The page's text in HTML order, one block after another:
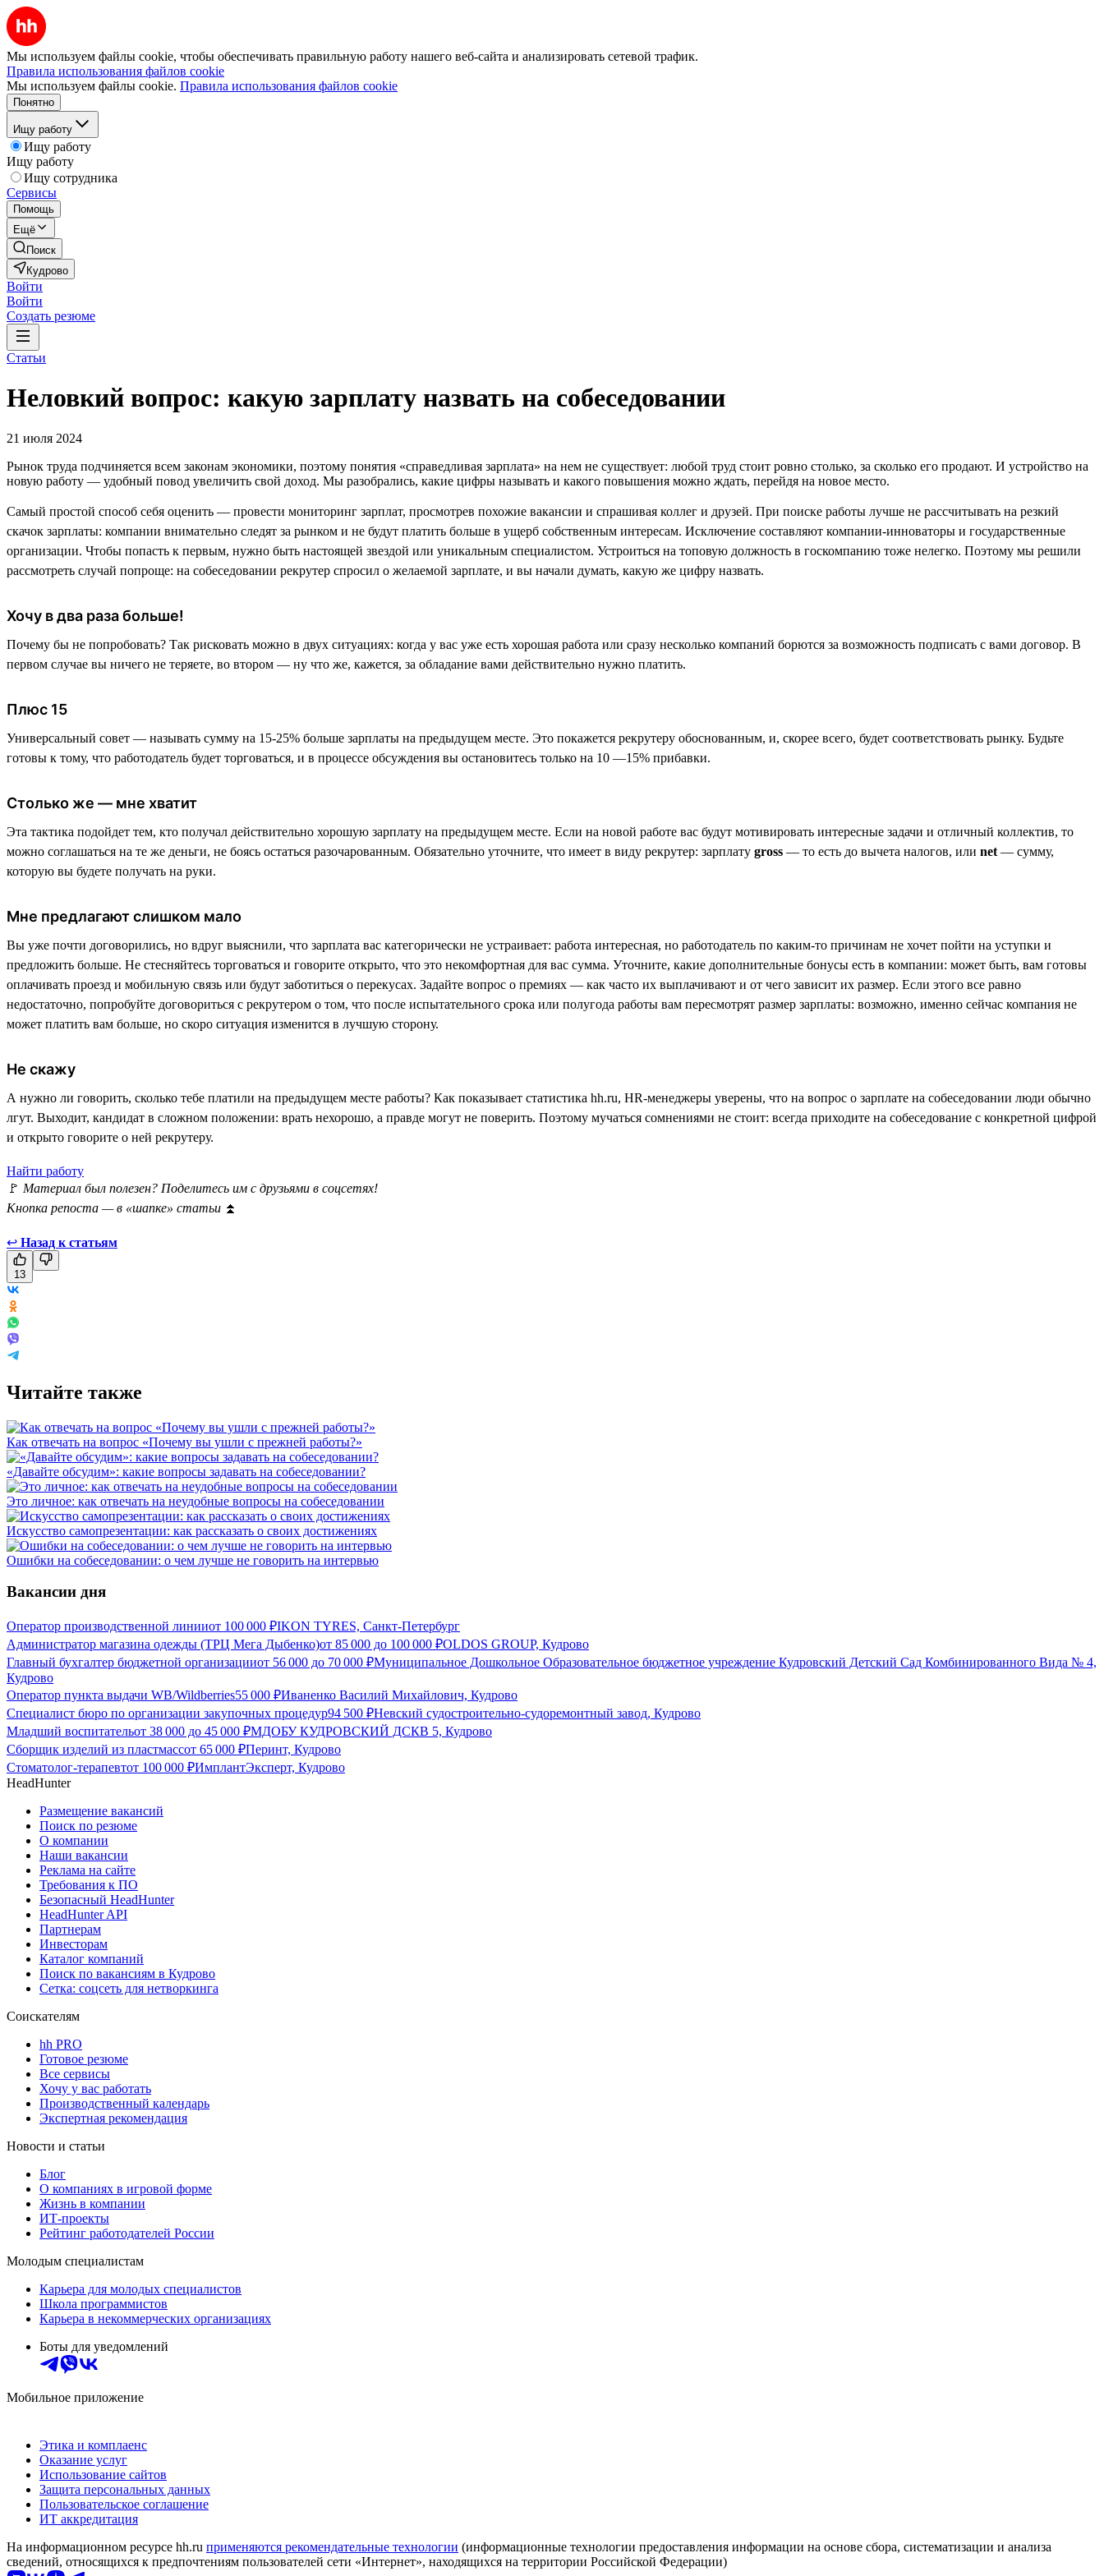
Мы используем файлы cookie, чтобы обеспечивать правильную работу нашего веб-сайта и анализировать сетевой трафик.
Правила использования файлов cookie
Мы используем файлы cookie. Правила использования файлов cookie
Понятно
Ищу работу
Ищу работу
Ищу работу
Ищу сотрудника
Сервисы
Помощь
Ещё
Поиск
Кудрово
Войти
Войти
Создать резюме
Статьи
Неловкий вопрос: какую зарплату назвать на собеседовании
21 июля 2024
Рынок труда подчиняется всем законам экономики, поэтому понятия «справедливая зарплата» на нем не существует: любой труд стоит ровно столько, за сколько его продают. И устройство на
новую работу — удобный повод увеличить свой доход. Мы разобрались, какие цифры называть и какого повышения можно ждать, перейдя на новое место.
Самый простой способ себя оценить — провести мониторинг зарплат, просмотрев похожие вакансии и спрашивая коллег и друзей. При поиске работы лучше не рассчитывать на резкий
скачок зарплаты: компании внимательно следят за рынком и не будут платить больше в ущерб собственным интересам. Исключение составляют компании-инноваторы и государственные
организации. Чтобы попасть к первым, нужно быть настоящей звездой или уникальным специалистом. Устроиться на топовую должность в госкомпанию тоже нелегко. Поэтому мы решили
рассмотреть случай попроще: на собеседовании рекрутер спросил о желаемой зарплате, и вы начали думать, какую же цифру назвать.
Хочу в два раза больше!
Почему бы не попробовать? Так рисковать можно в двух ситуациях: когда у вас уже есть хорошая работа или сразу несколько компаний борются за возможность подписать с вами договор. В
первом случае вы ничего не теряете, во втором — ну что же, кажется, за обладание вами действительно нужно платить.
Плюс 15
Универсальный совет — называть сумму на 15-25% больше зарплаты на предыдущем месте. Это покажется рекрутеру обоснованным, и, скорее всего, будет соответствовать рынку. Будьте
готовы к тому, что работодатель будет торговаться, и в процессе обсуждения вы остановитесь только на 10 —15% прибавки.
Столько же — мне хватит
Эта тактика подойдет тем, кто получал действительно хорошую зарплату на предыдущем месте. Если на новой работе вас будут мотивировать интересные задачи и отличный коллектив, то
можно соглашаться на те же деньги, не боясь остаться разочарованным. Обязательно уточните, что имеет в виду рекрутер: зарплату gross — то есть до вычета налогов, или net — сумму,
которую вы будете получать на руки.
Мне предлагают слишком мало
Вы уже почти договорились, но вдруг выяснили, что зарплата вас категорически не устраивает: работа интересная, но работодатель по каким-то причинам не хочет пойти на уступки и
предложить больше. Не стесняйтесь торговаться и говорите открыто, что это некомфортная для вас сумма. Уточните, какие дополнительные бонусы есть в компании: может быть, вам готовы
оплачивать проезд и мобильную связь или будут заботиться о перекусах. Задайте вопрос о премиях — как часто их выплачивают и от чего зависит их размер. Если этого все равно
недостаточно, попробуйте договориться с рекрутером о том, что после испытательного срока или полугода работы вам пересмотрят размер зарплаты: возможно, именно сейчас компания не
может платить вам больше, но скоро ситуация изменится в лучшую сторону.
Не скажу
А нужно ли говорить, сколько тебе платили на предыдущем месте работы? Как показывает статистика hh.ru, HR-менеджеры уверены, что на вопрос о зарплате на собеседовании люди обычно
лгут. Выходит, кандидат в сложном положении: врать нехорошо, а правде могут не поверить. Поэтому мучаться сомнениями не стоит: всегда приходите на собеседование с конкретной цифрой
и открыто говорите о ней рекрутеру.
Найти работу
🚩 Материал был полезен? Поделитесь им с друзьями в соцсетях!
Кнопка репоста — в «шапке» статьи ⏫
↩ Назад к статьям
13
Читайте также
Как отвечать на вопрос «Почему вы ушли с прежней работы?»
«Давайте обсудим»: какие вопросы задавать на собеседовании?
Это личное: как отвечать на неудобные вопросы на собеседовании
Искусство самопрезентации: как рассказать о своих достижениях
Ошибки на собеседовании: о чем лучше не говорить на интервью
Вакансии дня
Оператор производственной линииот 100 000 ₽IKON TYRES, Санкт-Петербург
Администратор магазина одежды (ТРЦ Мега Дыбенко)от 85 000 до 100 000 ₽OLDOS GROUP, Кудрово
Главный бухгалтер бюджетной организацииот 56 000 до 70 000 ₽Муниципальное Дошкольное Образовательное бюджетное учреждение Кудровский Детский Сад Комбинированного Вида № 4,
Кудрово
Оператор пункта выдачи WB/Wildberries55 000 ₽Иваненко Василий Михайлович, Кудрово
Специалист бюро по организации закупочных процедур94 500 ₽Невский судостроительно-судоремонтный завод, Кудрово
Младший воспитательот 38 000 до 45 000 ₽МДОБУ КУДРОВСКИЙ ДСКВ 5, Кудрово
Сборщик изделий из пластмассот 65 000 ₽Перинт, Кудрово
Стоматолог-терапевтот 100 000 ₽ИмплантЭксперт, Кудрово
HeadHunter
Размещение вакансий
Поиск по резюме
О компании
Наши вакансии
Реклама на сайте
Требования к ПО
Безопасный HeadHunter
HeadHunter API
Партнерам
Инвесторам
Каталог компаний
Поиск по вакансиям в Кудрово
Сетка: соцсеть для нетворкинга
Соискателям
hh PRO
Готовое резюме
Все сервисы
Хочу у вас работать
Производственный календарь
Экспертная рекомендация
Новости и статьи
Блог
О компаниях в игровой форме
Жизнь в компании
ИТ-проекты
Рейтинг работодателей России
Молодым специалистам
Карьера для молодых специалистов
Школа программистов
Карьера в некоммерческих организациях
Боты для уведомлений
Мобильное приложение
Этика и комплаенс
Оказание услуг
Использование сайтов
Защита персональных данных
Пользовательское соглашение
ИТ аккредитация
На информационном ресурсе hh.ru применяются рекомендательные технологии (информационные технологии предоставления информации на основе сбора, систематизации и анализа
сведений, относящихся к предпочтениям пользователей сети «Интернет», находящихся на территории Российской Федерации)